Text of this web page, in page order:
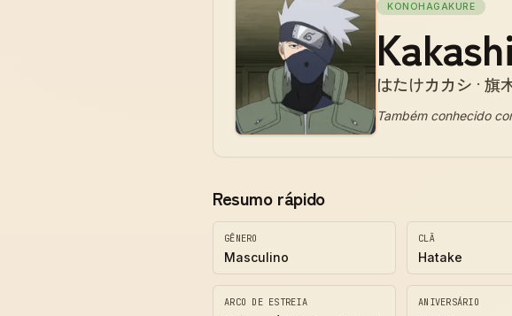
KONOHAGAKURE
はたけカカシ · 旗
Também conhecido
Resumo rápido
GÊNERO
Masculino
CLÃ
Hatake
ARCO DE ESTREIA ANIVERSÁRIO